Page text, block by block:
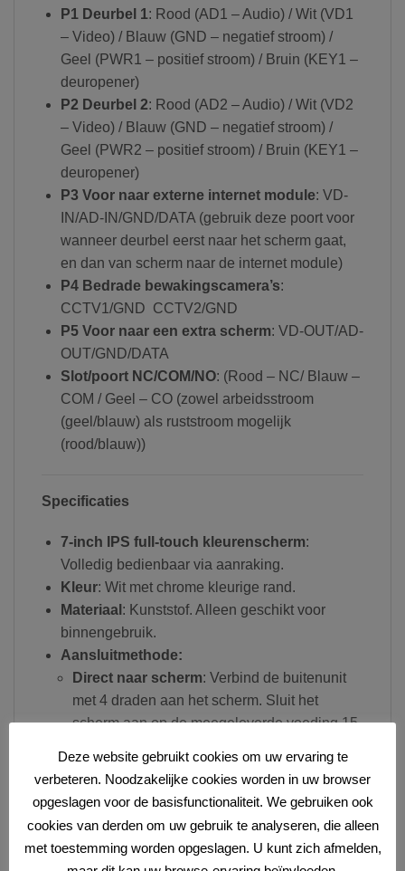
P1 Deurbel 1: Rood (AD1 – Audio) / Wit (VD1
– Video) / Blauw (GND – negatief stroom) /
Geel (PWR1 – positief stroom) / Bruin (KEY1 –
deuropener)
P2 Deurbel 2: Rood (AD2 – Audio) / Wit (VD2
– Video) / Blauw (GND – negatief stroom) /
Geel (PWR2 – positief stroom) / Bruin (KEY1 –
deuropener)
P3 Voor naar externe internet module: VD-
IN/AD-IN/GND/DATA (gebruik deze poort voor
wanneer deurbel eerst naar het scherm gaat,
en dan van scherm naar de internet module)
P4 Bedrade bewakingscamera’s:
CCTV1/GND CCTV2/GND
P5 Voor naar een extra scherm: VD-OUT/AD-
OUT/GND/DATA
Slot/poort NC/COM/NO: (Rood – NC/ Blauw –
COM / Geel – CO (zowel arbeidsstroom
(geel/blauw) als ruststroom mogelijk
(rood/blauw))
Specificaties
7-inch IPS full-touch kleurenscherm:
Volledig bedienbaar via aanraking.
Kleur: Wit met chrome kleurige rand.
Materiaal : Kunststof. Alleen geschikt voor
binnengebruik.
Aansluitmethode:
Direct naar scherm: Verbind de buitenunit
met 4 draden aan het scherm. Sluit het
scherm aan op de meegeleverde voeding 15
Eenvoudige montage
Bevestig aan de muur met de meegeleverde
muurbeugel (0,5 mm van de muur).
Plaats op een tafel met de DS4989-
tafelstandaard.
Deze website gebruikt cookies om uw ervaring te
verbeteren. Noodzakelijke cookies worden in uw browser
opgeslagen voor de basisfunctionaliteit. We gebruiken ook
cookies van derden om uw gebruik te analyseren, die alleen
met toestemming worden opgeslagen. U kunt zich afmelden,